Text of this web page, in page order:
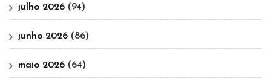
julho 2026 (94)
junho 2026 (86)
maio 2026 (64)